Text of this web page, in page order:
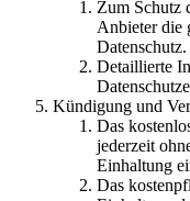
Zum Schutz
Anbieter die
Datenschutz.
Detaillierte
Kündigung und
Das
jederzeit
Einhaltung
Das